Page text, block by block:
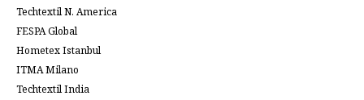
Techtextil N. America
FESPA Global
Hometex Istanbul
ITMA Milano
Techtextil India